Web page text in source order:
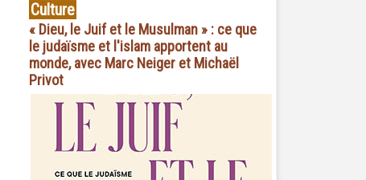
Culture
« Dieu, le Juif et le Musulman » : ce que
le judaïsme et l'islam apportent au
monde, avec Marc Neiger et Michaël
Privot